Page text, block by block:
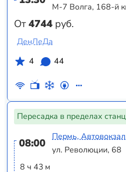
От4744 руб.
М-7 Волга, 168-й
ДенЛеДа
4
44
Пересадка в пределах
08:00
8 ч 43 м
Пермь, Автовокзал
ул. Революции, 68